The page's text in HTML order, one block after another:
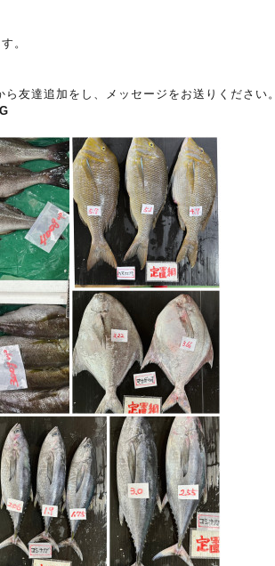
。
友達追加をし、メッセージをお送りください。